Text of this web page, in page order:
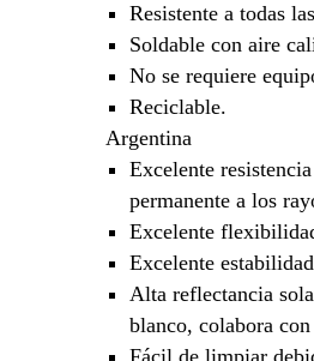
Resistente a todas
Soldable con aire
No se requiere
Reciclable.
Argentina
Excelente
permanente a los
Excelente
Excelente
Alta reflectancia
blanco, colabora